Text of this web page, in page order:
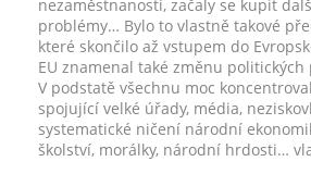
nezaměstnanosti, začaly se kupit
problémy… Bylo to vlastně takové
které skončilo až vstupem do
EU znamenal také změnu politických
V podstatě všechnu moc
spojující velké úřady, média,
systematické ničení národní
školství, morálky, národní hrdosti…